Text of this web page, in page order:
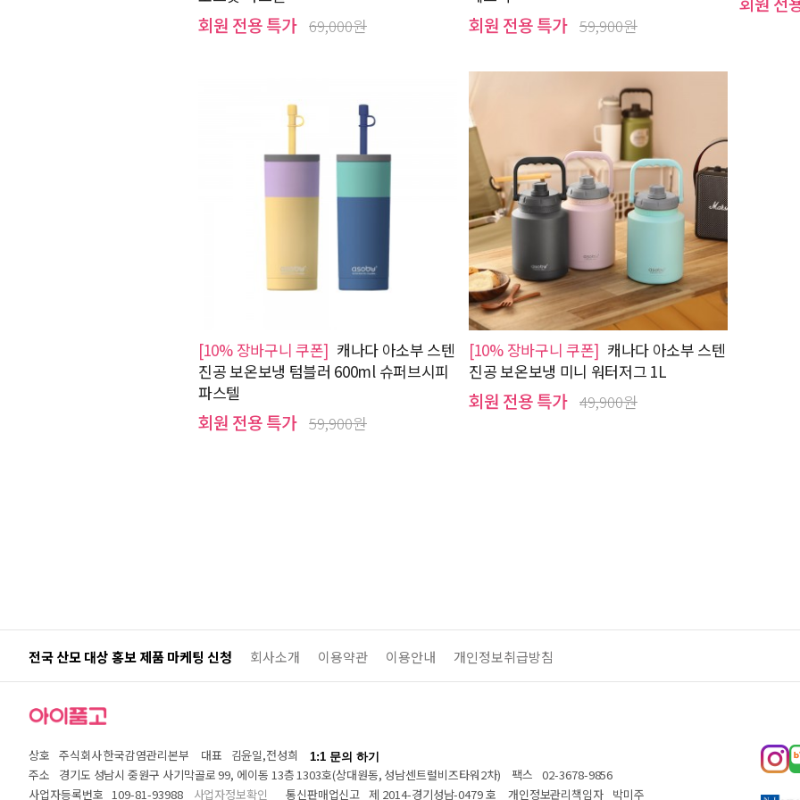
회원 전용 특가 69,000원 회원 전용 특가 59,900원
[10% 장바구니 쿠폰] 캐나다 아소부 스텐
진공 보온보냉 텀블러 600ml 슈퍼브시피
파스텔
회원 전용 특가 59,900원
[10% 장바구니 쿠폰] 캐나다 아소부 스텐
진공 보온보냉 미니 워터저그 1L
회원 전용 특가 49,900원
전국 산모 대상 홍보 제품 마케팅 신청 회사소개 이용약관 이용안내 개인정보취급방침
상호 주식회사 한국감염관리본부 대표 김윤일,전성희 1:1 문의 하기
주소 경기도 성남시 중원구 사기막골로 99, 에이동 13층 1303호(상대원동, 성남센트럴비즈타워2차) 팩스 02-3678-9856
사업자등록번호 109-81-93988 사업자정보확인 통신판매업신고 제 2014-경기성남-0479 호 개인정보관리책임자 박미주